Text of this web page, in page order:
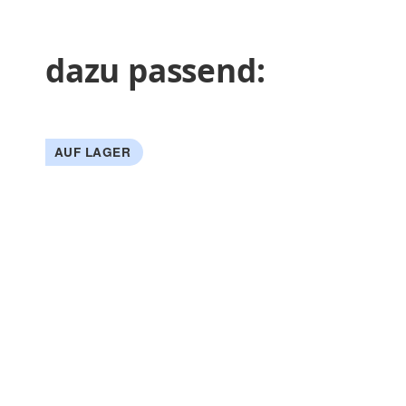
dazu passend:
AUF LAGER